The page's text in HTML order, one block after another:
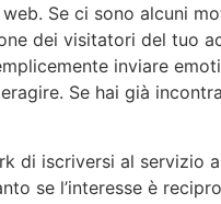
Se ci sono alcuni
dei visitatori del tuo
inviare
Se hai già
di iscriversi al servizio
se l’interesse è